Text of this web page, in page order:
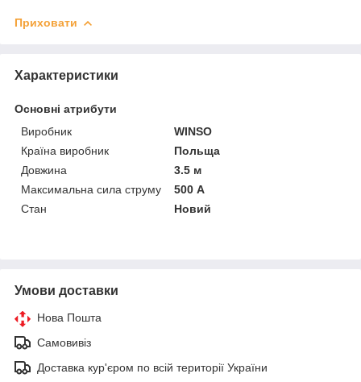
Приховати
Характеристики
Основні атрибути
Виробник
WINSO
Країна виробник
Польща
Довжина
3.5 м
Максимальна сила струму
500 А
Стан
Новий
Умови доставки
Нова Пошта
Самовивіз
Доставка кур'єром по всій території України